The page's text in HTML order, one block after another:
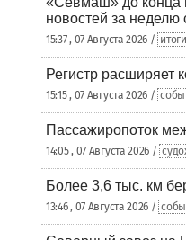
новостей за неделю
15:37 , 07 Августа 2026 /
Регистр расширяет
15:15 , 07 Августа 2026 /
Пассажиропоток
14:05 , 07 Августа 2026 /
Более 3,6 тыс. км
13:46 , 07 Августа 2026 /